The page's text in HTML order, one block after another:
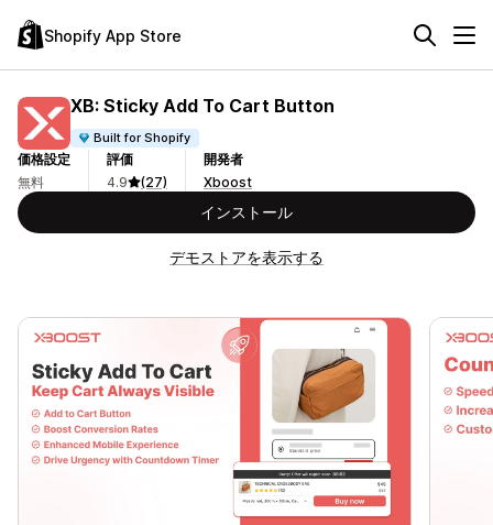
Shopify App Store
XB: Sticky Add To Cart Button
Built for Shopify
価格設定
無料
評価
4.9
(27)
開発者
Xboost
インストール
デモストアを表示する